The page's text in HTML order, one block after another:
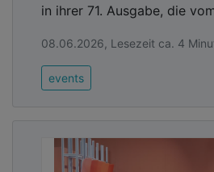
in ihrer 71. Ausgabe, die
08.06.2026, Lesezeit ca. 4
events